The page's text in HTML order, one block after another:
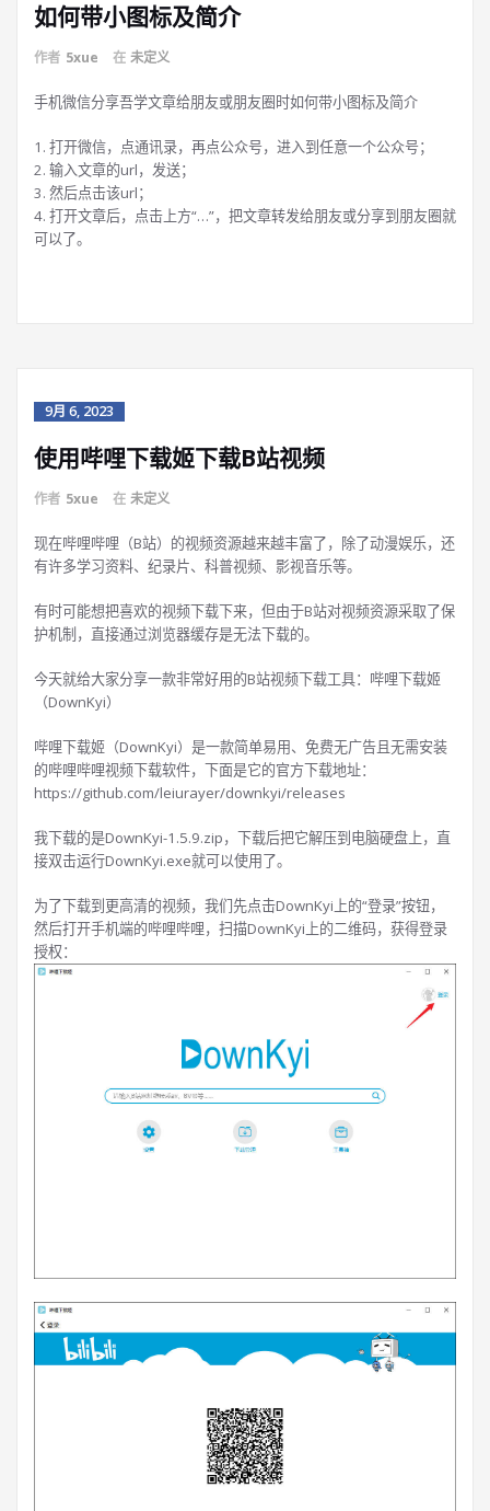
如何带小图标及简介
作者 5xue 在 未定义
手机微信分享吾学文章给朋友或朋友圈时如何带小图标及简介
1. 打开微信，点通讯录，再点公众号，进入到任意一个公众号；
2. 输入文章的url，发送；
3. 然后点击该url；
4. 打开文章后，点击上方“…”，把文章转发给朋友或分享到朋友圈就
可以了。
9月 6, 2023
使用哔哩下载姬下载B站视频
作者 5xue 在 未定义
现在哔哩哔哩（B站）的视频资源越来越丰富了，除了动漫娱乐，还
有许多学习资料、纪录片、科普视频、影视音乐等。
有时可能想把喜欢的视频下载下来，但由于B站对视频资源采取了保
护机制，直接通过浏览器缓存是无法下载的。
今天就给大家分享一款非常好用的B站视频下载工具：哔哩下载姬
（DownKyi）
哔哩下载姬（DownKyi）是一款简单易用、免费无广告且无需安装
的哔哩哔哩视频下载软件，下面是它的官方下载地址：
https://github.com/leiurayer/downkyi/releases
我下载的是DownKyi-1.5.9.zip，下载后把它解压到电脑硬盘上，直
接双击运行DownKyi.exe就可以使用了。
为了下载到更高清的视频，我们先点击DownKyi上的“登录”按钮，
然后打开手机端的哔哩哔哩，扫描DownKyi上的二维码，获得登录
授权：